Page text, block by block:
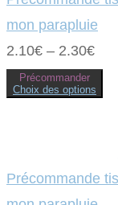
peuvent
choisies
la
du
produit
mon parapluie
2.10€ – 2.30€
Précommander
Choix des options
Ce
options
peuvent
Précommande